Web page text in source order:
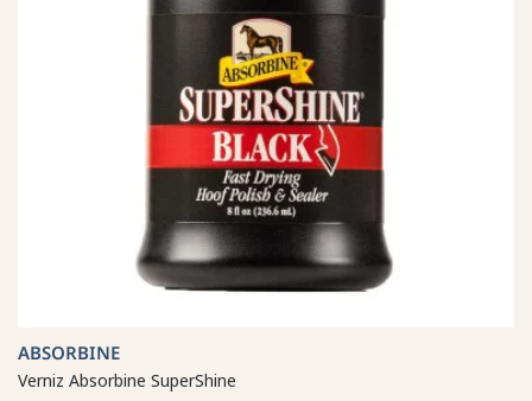
ABSORBINE
Verniz Absorbine SuperShine